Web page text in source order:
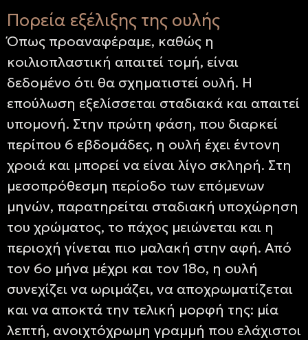
Πορεία εξέλιξης της ουλής
Όπως προαναφέραμε, καθώς η
κοιλιοπλαστική απαιτεί τομή, είναι
δεδομένο ότι θα σχηματιστεί ουλή. Η
επούλωση εξελίσσεται σταδιακά και απαιτεί
υπομονή. Στην πρώτη φάση, που διαρκεί
περίπου 6 εβδομάδες, η ουλή έχει έντονη
χροιά και μπορεί να είναι λίγο σκληρή. Στη
μεσοπρόθεσμη περίοδο των επόμενων
μηνών, παρατηρείται σταδιακή υποχώρηση
του χρώματος, το πάχος μειώνεται και η
περιοχή γίνεται πιο μαλακή στην αφή. Από
τον 6ο μήνα μέχρι και τον 18ο, η ουλή
συνεχίζει να ωριμάζει, να αποχρωματίζεται
και να αποκτά την τελική μορφή της: μία
λεπτή, ανοιχτόχρωμη γραμμή που ελάχιστοι